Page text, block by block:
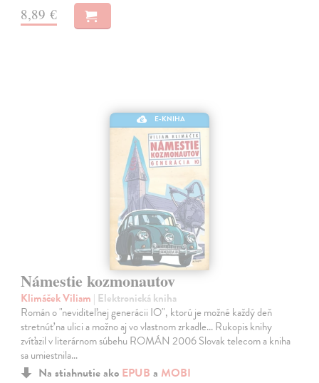
8,89 €
E-KNIHA
Námestie kozmonautov
Klimáček Viliam | Elektronická kniha
Román o "neviditeľnej generácii IO", ktorú je možné každý deň
stretnúť na ulici a možno aj vo vlastnom zrkadle... Rukopis knihy
zvíťazil v literárnom súbehu ROMÁN 2006 Slovak telecom a kniha
sa umiestnila…
Na stiahnutie ako EPUB a MOBI